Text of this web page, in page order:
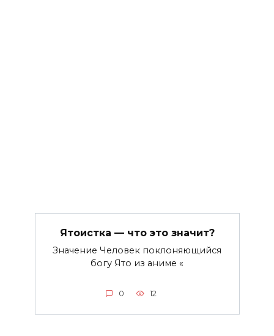
Ятоистка — что это значит?
Значение Человек поклоняющийся
богу Ято из аниме «
0 12